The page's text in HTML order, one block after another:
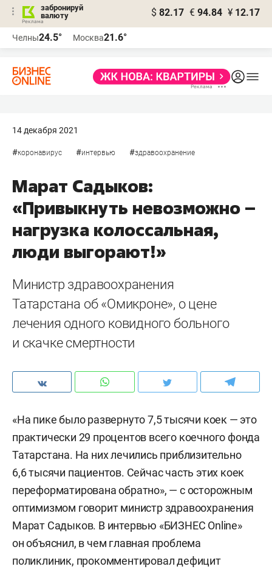
забронируй
валюту
$ 82.17 € 94.84 ¥ 12.17
Челны24.5° Москва21.6°
14 декабря 2021
#коронавирус #интервью #здравоохранение
Марат Садыков:
«Привыкнуть невозможно –
нагрузка колоссальная,
люди выгорают!»
Министр здравоохранения
Татарстана об «Омикроне», о цене
лечения одного ковидного больного
и скачке смертности
«На пике было развернуто 7,5 тысячи коек — это
практически 29 процентов всего коечного фонда
Татарстана. На них лечились приблизительно
6,6 тысячи пациентов. Сейчас часть этих коек
переформатирована обратно», — с осторожным
оптимизмом говорит министр здравоохранения
Марат Садыков. В интервью «БИЗНЕС Online»
он объяснил, в чем главная проблема
поликлиник, прокомментировал дефицит